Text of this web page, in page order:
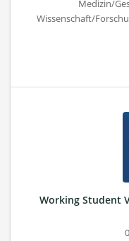
Medizin/
Wissenschaft/
Working Student